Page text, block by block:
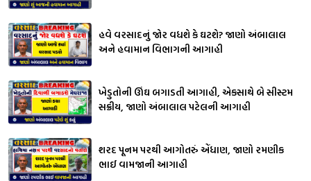
હવે વરસાદનું જોર વધશે કે ઘટશે? જાણો અંબાલાલ
અને હવામાન વિભાગની આગાહી
ખેડુતોની ઊંઘ બગાડતી આગાહી, એકસાથે બે સીસ્ટમ
સક્રીય, જાણો અંબાલાલ પટેલની આગાહી
શરદ પૂનમ પરથી આગોતરું એંધાણ, જાણો રમણીક
ભાઈ વામજાની આગાહી